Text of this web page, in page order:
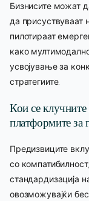
Бизнисите можат
да присуствуваат
пилотираат
како
усвојување за
стратегиите.
Кои се клучните
платформите за
Предизвиците
со
стандардизација
овозможувајќи